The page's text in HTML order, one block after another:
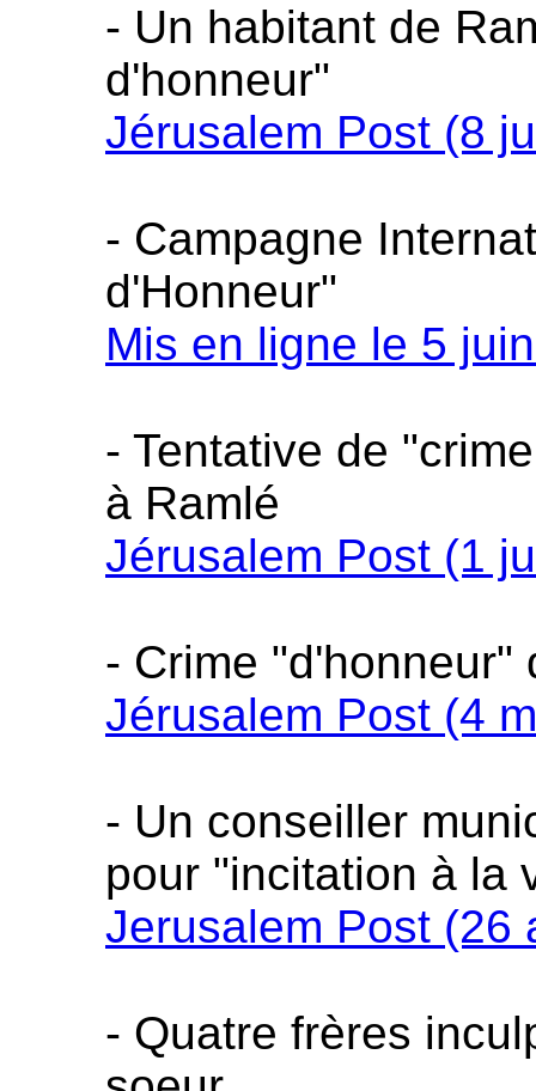
- Un habitant de
d'honneur"
Jérusalem Post (8
- Campagne
d'Honneur"
Mis en ligne le 5
- Tentative de
à Ramlé
Jérusalem Post (1
- Crime "d'honneur"
Jérusalem Post (4
- Un conseiller
pour "incitation à la
Jerusalem Post (26
- Quatre frères